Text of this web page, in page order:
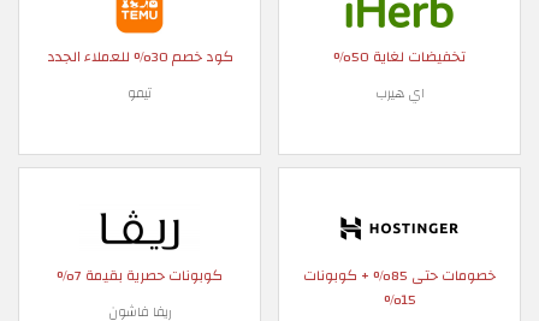
تخفيضات لغاية 50%
اي هيرب
كود خصم 30% للعملاء الجدد
تيمو
خصومات حتى 85% + كوبونات
15%
كوبونات حصرية بقيمة 7%
ريفا فاشون